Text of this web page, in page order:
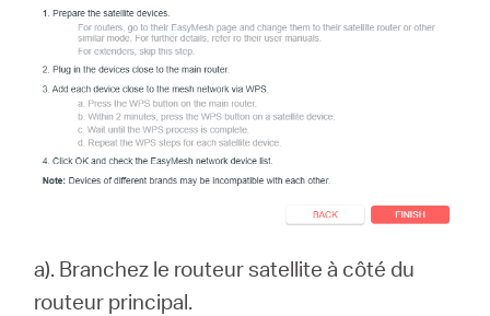
a). Branchez le routeur satellite à côté du
routeur principal.